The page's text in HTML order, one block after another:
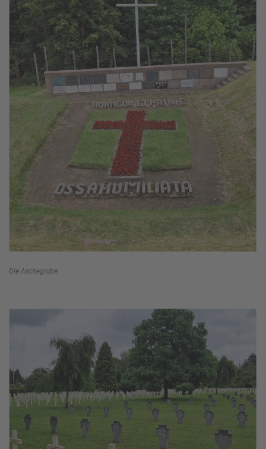
Die Aschegrube